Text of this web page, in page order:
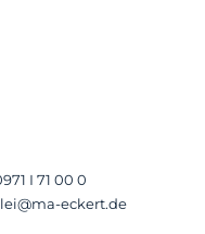
I 71 00 0
eckert.de